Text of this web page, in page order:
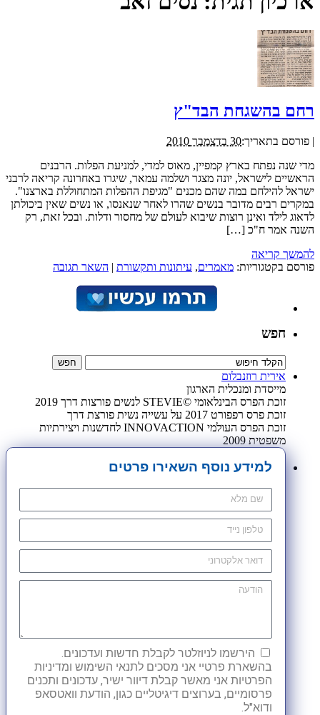
רחם בהשגחת הבד"ץ
| פורסם בתאריך:30 בדצמבר 2010
מדי שנה נפתח בארץ קמפיין, מאוס למדי, למניעת הפלות. הרבנים
הראשיים לישראל, יונה מצגר ושלמה עמאר, שיגרו באחרונה קריאה לרבני
ישראל להילחם במה שהם מכנים "מגיפת ההפלות המתחוללת בארצנו".
במקרים רבים מדובר בנשים שהרו לאחר שנאנסו, או נשים שאין ביכולתן
לדאוג לילד ואינן רוצות שיבוא לעולם של מחסור ודלות. ובכל זאת, רק
השנה אמר ח"כ […]
להמשך קריאה
פורסם בקטגוריות: מאמרים, עיתונות ותקשורת | השאר תגובה
חפש
אירית רוזנבלום
מייסדת ומנכלית הארגון
זוכת הפרס הבינלאומי ©STEVIE לנשים פורצות דרך 2019
זוכת פרס רפפורט 2017 על עשייה נשית פורצת דרך
זוכת הפרס העולמי INNOVACTION לחדשנות ויצירתיות
משפטית 2009
למידע נוסף השאירו פרטים
הירשמו לניוזלטר לקבלת חדשות ועדכונים.
בהשארת פרטיי אני מסכים לתנאי השימוש ומדיניות
הפרטיות אני מאשר קבלת דיוור ישיר, עדכונים ותכנים
פרסומיים, בערוצים דיגיטליים כגון, הודעת וואטסאפ
ודוא"ל.